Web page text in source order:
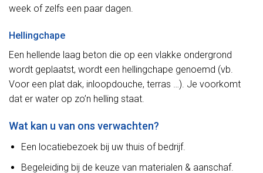
week of zelfs een paar dagen.
Hellingchape
Een hellende laag beton die op een vlakke ondergrond
wordt geplaatst, wordt een hellingchape genoemd (vb.
Voor een plat dak, inloopdouche, terras …). Je voorkomt
dat er water op zo’n helling staat.
Wat kan u van ons verwachten?
Een locatiebezoek bij uw thuis of bedrijf.
Begeleiding bij de keuze van materialen & aanschaf.